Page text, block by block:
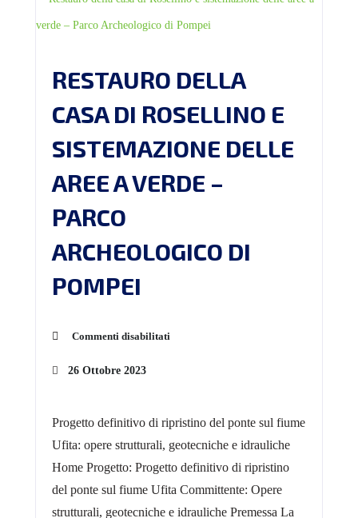
RESTAURO DELLA
CASA DI ROSELLINO E
SISTEMAZIONE DELLE
AREE A VERDE –
PARCO
ARCHEOLOGICO DI
POMPEI
Commenti disabilitati
26 Ottobre 2023
Progetto definitivo di ripristino del ponte sul fiume
Ufita: opere strutturali, geotecniche e idrauliche
Home Progetto: Progetto definitivo di ripristino
del ponte sul fiume Ufita Committente: Opere
strutturali, geotecniche e idrauliche Premessa La